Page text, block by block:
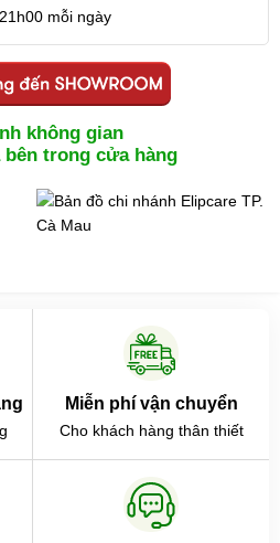
mỗi ngày
không gian
bên trong cửa hàng
Miễn phí vận chuyển
Cho khách hàng thân thiết